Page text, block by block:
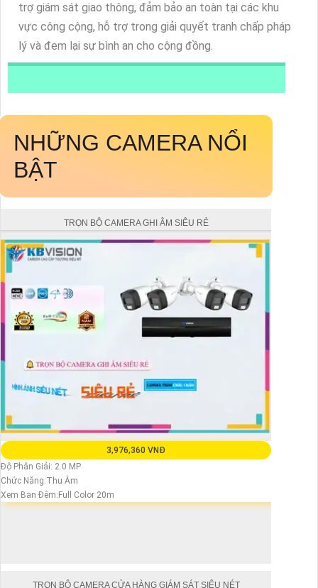
trợ giám sát giao thông, đảm bảo an toàn tại các khu
vực công cộng, hỗ trợ trong giải quyết tranh chấp pháp
lý và đem lại sự bình an cho cộng đồng.
NHỮNG CAMERA NỔI
BẬT
TRỌN BỘ CAMERA GHI ÂM SIÊU RẺ
3,976,360 VNĐ
Độ Phân Giải: 2.0 MP
Chức Năng:Thu Âm
Xem Ban Đêm:Full Color 20m
TRỌN BỘ CAMERA CỬA HÀNG GIÁM SÁT SIÊU NÉT